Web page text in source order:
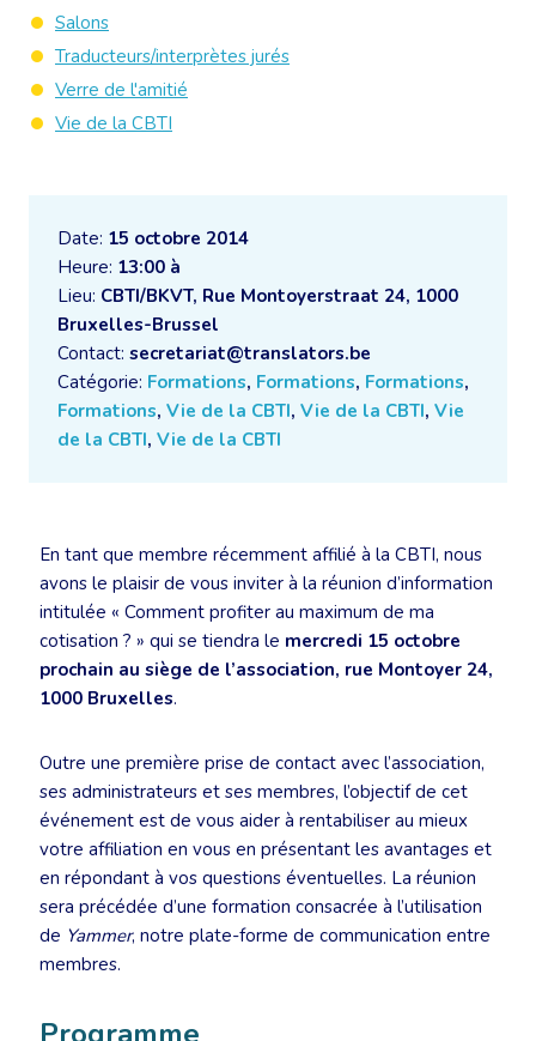
Date: 15 octobre 2014
Heure: 13:00 à
Lieu: CBTI/BKVT, Rue Montoyerstraat 24, 1000
Bruxelles-Brussel
Contact: secretariat@translators.be
Catégorie: Formations, Formations, Formations,
Formations, Vie de la CBTI, Vie de la CBTI, Vie
de la CBTI, Vie de la CBTI
En tant que membre récemment affilié à la CBTI, nous
avons le plaisir de vous inviter à la réunion d’information
intitulée « Comment profiter au maximum de ma
cotisation ? » qui se tiendra le mercredi 15 octobre
prochain au siège de l’association, rue Montoyer 24,
1000 Bruxelles.
Outre une première prise de contact avec l’association,
ses administrateurs et ses membres, l’objectif de cet
événement est de vous aider à rentabiliser au mieux
votre affiliation en vous en présentant les avantages et
en répondant à vos questions éventuelles. La réunion
sera précédée d’une formation consacrée à l’utilisation
de Yammer, notre plate-forme de communication entre
membres.
Salons
Traducteurs/interprètes jurés
Verre de l'amitié
Vie de la CBTI